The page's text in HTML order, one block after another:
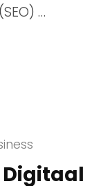
…
Digitaal